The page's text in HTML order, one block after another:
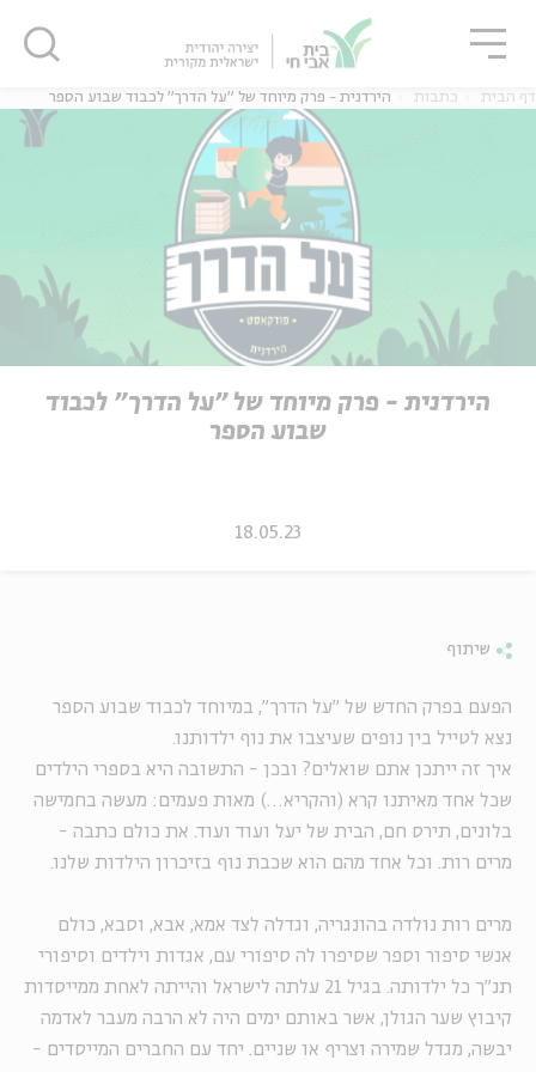
אנגלית
דף הבית כתבות הירדנית - פרק מיוחד של "על הדרך" לכבוד שבוע הספר
הירדנית - פרק מיוחד של "על הדרך" לכבוד
שבוע הספר
18.05.23
שיתוף
הפעם בפרק החדש של "על הדרך", במיוחד לכבוד שבוע הספר
נצא לטייל בין נופים שעיצבו את נוף ילדותנו.
איך זה ייתכן אתם שואלים? ובכן - התשובה היא בספרי הילדים
שכל אחד מאיתנו קרא (והקריא…) מאות פעמים: מעשה בחמישה
בלונים, תירס חם, הבית של יעל ועוד ועוד. את כולם כתבה -
מרים רות. וכל אחד מהם הוא שכבת נוף בזיכרון הילדות שלנו.
מרים רות נולדה בהונגריה, וגדלה לצד אמא, אבא, וסבא, כולם
אנשי סיפור וספר שסיפרו לה סיפורי עם, אגדות וילדים וסיפורי
תנ"ך כל ילדותה. בגיל 21 עלתה לישראל והייתה לאחת ממייסדות
קיבוץ שער הגולן, אשר באותם ימים היה לא הרבה מעבר לאדמה
יבשה, מגדל שמירה וצריף או שניים. יחד עם החברים המייסדים -
סגור